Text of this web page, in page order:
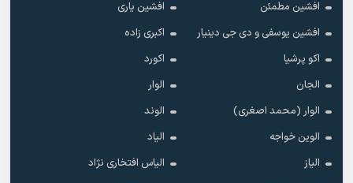
افشین مطمئن
افشین یاری
افشین یوسفی و دی جی دینیار
اکبری زاده
اکو پرشیا
اکورد
الجان
الوار
الوار (محمد اصغری)
الوند
الوین خواجه
الیاد
الیاز
الیاس افتخاری نژاد